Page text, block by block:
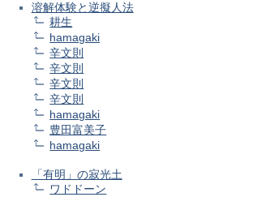
溶解体験と逆擬人法
耕生
hamagaki
辛文則
辛文則
辛文則
辛文則
hamagaki
豊田富美子
hamagaki
「有明」の寂光土
ワドドーン